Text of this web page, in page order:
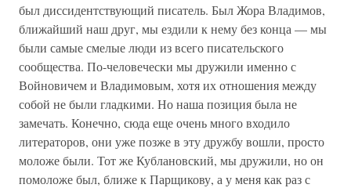
был диссидентствующий писатель. Был Жора Владимов,
ближайший наш друг, мы ездили к нему без конца — мы
были самые смелые люди из всего писательского
сообщества. По-человечески мы дружили именно с
Войновичем и Владимовым, хотя их отношения между
собой не были гладкими. Но наша позиция была не
замечать. Конечно, сюда еще очень много входило
литераторов, они уже позже в эту дружбу вошли, просто
моложе были. Тот же Кублановский, мы дружили, но он
помоложе был, ближе к Парщикову, а у меня как раз с